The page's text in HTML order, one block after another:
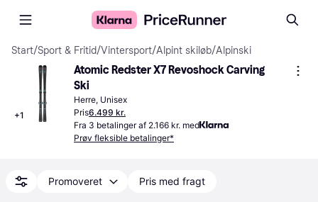
Start/Sport & Fritid/Vintersport/Alpint skiløb/Alpinski
+1
Atomic Redster X7 Revoshock Carving
Ski
Herre, Unisex
Pris6.499 kr.
Fra 3 betalinger af 2.166 kr. med
Prøv fleksible betalinger*
Promoveret Pris med fragt